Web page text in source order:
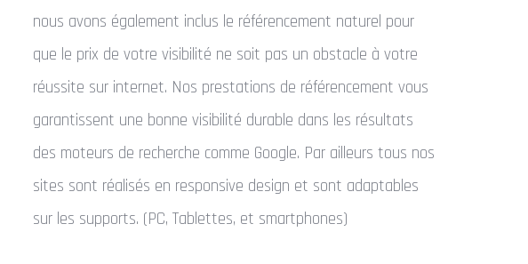
nous avons également inclus le référencement naturel pour
que le prix de votre visibilité ne soit pas un obstacle à votre
réussite sur internet. Nos prestations de référencement vous
garantissent une bonne visibilité durable dans les résultats
des moteurs de recherche comme Google. Par ailleurs tous nos
sites sont réalisés en responsive design et sont adaptables
sur les supports. (PC, Tablettes, et smartphones)